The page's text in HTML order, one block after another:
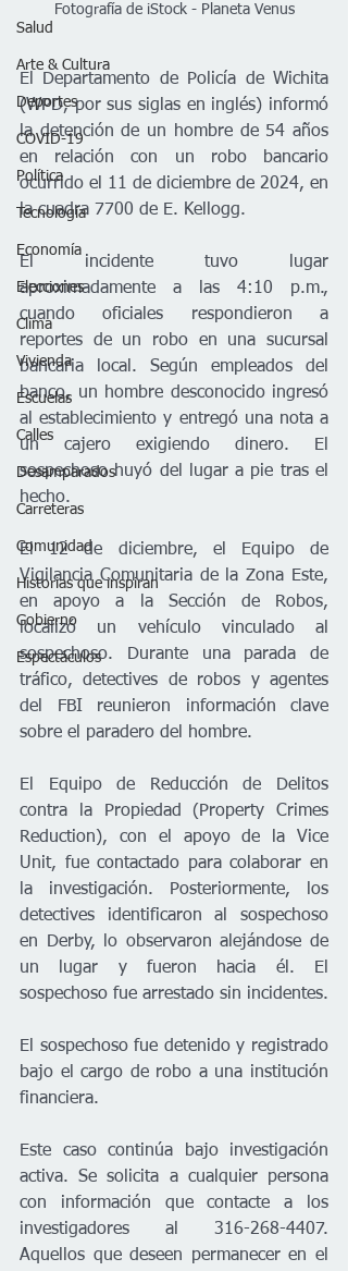
Salud
Arte & Cultura
Deportes
COVID-19
Política
Tecnología
Economía
Elecciones
Clima
Vivienda
Escuelas
Calles
Desamparados
Carreteras
Comunidad
Historias que inspiran
Gobierno
Espectáculos
Fotografía de iStock - Planeta Venus
El Departamento de Policía de Wichita
(WPD, por sus siglas en inglés) informó
la detención de un hombre de 54 años
en relación con un robo bancario
ocurrido el 11 de diciembre de 2024, en
la cuadra 7700 de E. Kellogg.
El incidente tuvo lugar
aproximadamente a las 4:10 p.m.,
cuando oficiales respondieron a
reportes de un robo en una sucursal
bancaria local. Según empleados del
banco, un hombre desconocido ingresó
al establecimiento y entregó una nota a
un cajero exigiendo dinero. El
sospechoso huyó del lugar a pie tras el
hecho.
El 12 de diciembre, el Equipo de
Vigilancia Comunitaria de la Zona Este,
en apoyo a la Sección de Robos,
localizó un vehículo vinculado al
sospechoso. Durante una parada de
tráfico, detectives de robos y agentes
del FBI reunieron información clave
sobre el paradero del hombre.
El Equipo de Reducción de Delitos
contra la Propiedad (Property Crimes
Reduction), con el apoyo de la Vice
Unit, fue contactado para colaborar en
la investigación. Posteriormente, los
detectives identificaron al sospechoso
en Derby, lo observaron alejándose de
un lugar y fueron hacia él. El
sospechoso fue arrestado sin incidentes.
El sospechoso fue detenido y registrado
bajo el cargo de robo a una institución
financiera.
Este caso continúa bajo investigación
activa. Se solicita a cualquier persona
con información que contacte a los
investigadores al 316-268-4407.
Aquellos que deseen permanecer en el